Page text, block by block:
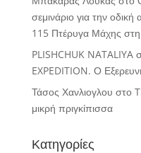
σεμινάριο για την
115 Πτέρυγα Μάχης
PLISHCHUK NATALIYA
EXPEDITION. Ο
Τάσος Χανλιογλου στο
μικρή πριγκίπισσα
Κατηγορίες